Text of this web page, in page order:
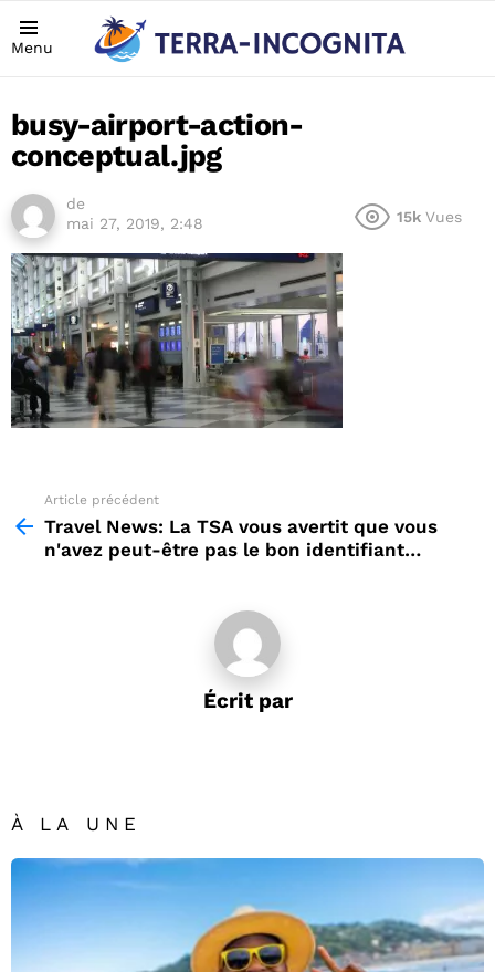
Menu
busy-airport-action-
conceptual.jpg
de
mai 27, 2019, 2:48
15k Vues
more
Article précédent
Travel News: La TSA vous avertit que vous
n'avez peut-être pas le bon identifiant…
Écrit par
À LA UNE